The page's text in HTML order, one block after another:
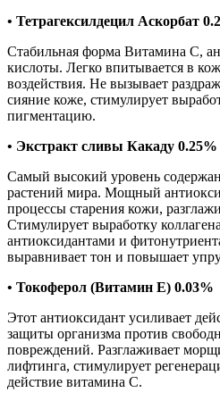
• Тетрагексилдецил Аскорбат
Стабильная форма Витамина С,
кислоты. Легко впитывается в
воздействия. Не вызывает
сияние коже, стимулирует
пигментацию.
• Экстракт сливы Какаду 0.25%
Самый высокий уровень
растений мира. Мощный
процессы старения кожи,
Стимулирует выработку
антиоксидантами и
выравнивает тон и повышает
• Токоферол (Витамин E) 0.03%
Этот антиоксидант усиливает
защиты организма против
повреждений. Разглаживает
лифтинга, стимулирует
действие витамина С.